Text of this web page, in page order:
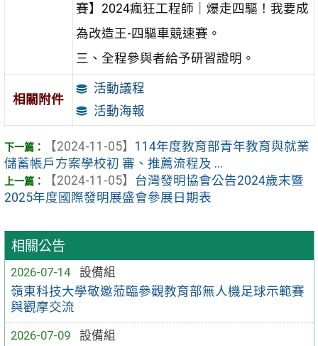
相關公告
2026-07-14
設備組
嶺東科技大學敬邀蒞臨參觀教育部無人機足球示範賽
與觀摩交流
2026-07-09
設備組
賽】2024瘋狂工程師｜爆走四驅！我要成
為改造王-四驅車競速賽。
三、全程參與者給予研習證明。
相關附件
活動議程
活動海報
【2024-11-05】 114年度教育部青年教育與就業
儲蓄帳戶方案學校初 審、推薦流程及 ...
【2024-11-05】
台灣發明協會公告2024歲末暨
2025年度國際發明展盛會參展日期表